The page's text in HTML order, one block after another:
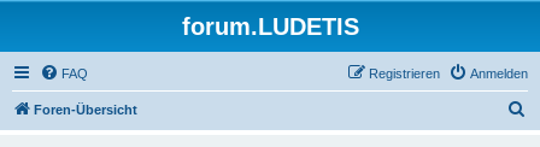
forum.LUDETIS
FAQ Anmelden
Registrieren
Foren-Übersicht